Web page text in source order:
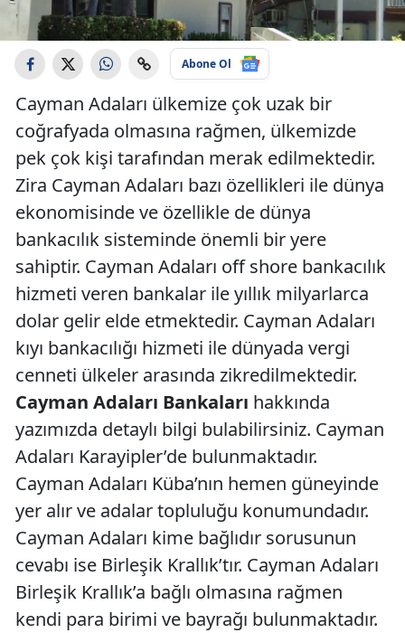
Abone Ol
Cayman Adaları ülkemize çok uzak bir
coğrafyada olmasına rağmen, ülkemizde
pek çok kişi tarafından merak edilmektedir.
Zira Cayman Adaları bazı özellikleri ile dünya
ekonomisinde ve özellikle de dünya
bankacılık sisteminde önemli bir yere
sahiptir. Cayman Adaları off shore bankacılık
hizmeti veren bankalar ile yıllık milyarlarca
dolar gelir elde etmektedir. Cayman Adaları
kıyı bankacılığı hizmeti ile dünyada vergi
cenneti ülkeler arasında zikredilmektedir.
Cayman Adaları Bankaları hakkında
yazımızda detaylı bilgi bulabilirsiniz. Cayman
Adaları Karayipler’de bulunmaktadır.
Cayman Adaları Küba’nın hemen güneyinde
yer alır ve adalar topluluğu konumundadır.
Cayman Adaları kime bağlıdır sorusunun
cevabı ise Birleşik Krallık’tır. Cayman Adaları
Birleşik Krallık’a bağlı olmasına rağmen
kendi para birimi ve bayrağı bulunmaktadır.